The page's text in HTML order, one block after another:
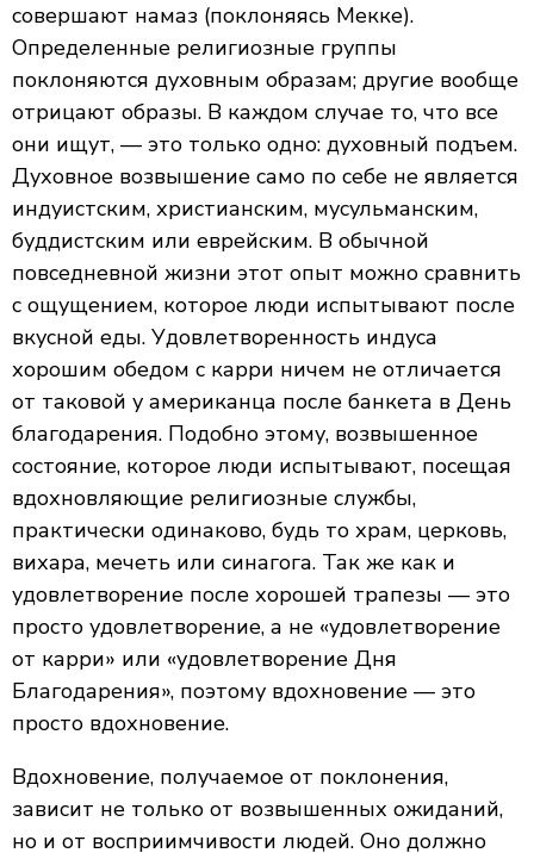
совершают намаз (поклоняясь Мекке).
Определенные религиозные группы
поклоняются духовным образам; другие вообще
отрицают образы. В каждом случае то, что все
они ищут, — это только одно: духовный подъем.
Духовное возвышение само по себе не является
индуистским, христианским, мусульманским,
буддистским или еврейским. В обычной
повседневной жизни этот опыт можно сравнить
с ощущением, которое люди испытывают после
вкусной еды. Удовлетворенность индуса
хорошим обедом с карри ничем не отличается
от таковой у американца после банкета в День
благодарения. Подобно этому, возвышенное
состояние, которое люди испытывают, посещая
вдохновляющие религиозные службы,
практически одинаково, будь то храм, церковь,
вихара, мечеть или синагога. Так же как и
удовлетворение после хорошей трапезы — это
просто удовлетворение, а не «удовлетворение
от карри» или «удовлетворение Дня
Благодарения», поэтому вдохновение — это
просто вдохновение.
Вдохновение, получаемое от поклонения,
зависит не только от возвышенных ожиданий,
но и от восприимчивости людей. Оно должно